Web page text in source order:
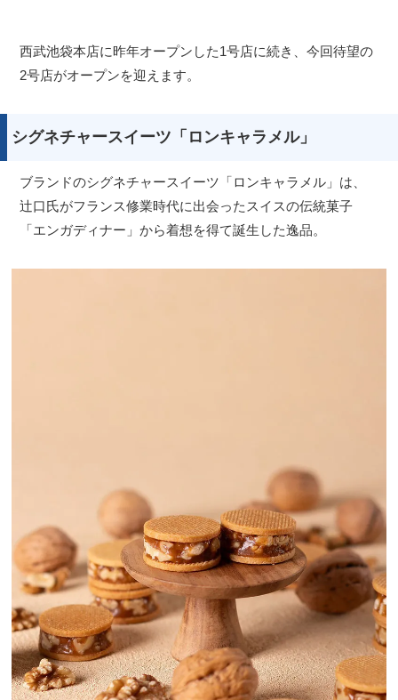
西武池袋本店に昨年オープンした1号店に続き、今回待望の
2号店がオープンを迎えます。
シグネチャースイーツ「ロンキャラメル」
ブランドのシグネチャースイーツ「ロンキャラメル」は、
辻口氏がフランス修業時代に出会ったスイスの伝統菓子
「エンガディナー」から着想を得て誕生した逸品。